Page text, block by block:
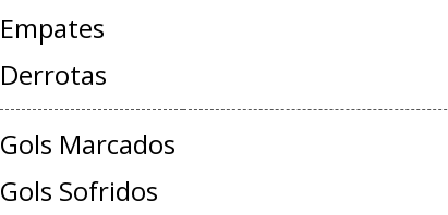
Empates
Derrotas
Gols Marcados
Gols Sofridos